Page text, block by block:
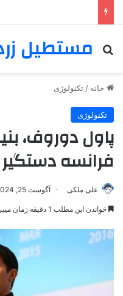
مستطیل
خانه / تکنولوژی
تکنولوژی
پاول دوروف،
فرانسه
علی ملکی آگوست 25, 2024
خواندن این مطلب 1 دقیقه زمان میبرد